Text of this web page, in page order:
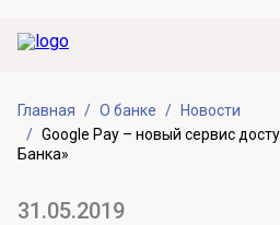
Главная О банке
Новости
Google Pay – новый сервис
Банка»
31.05.2019